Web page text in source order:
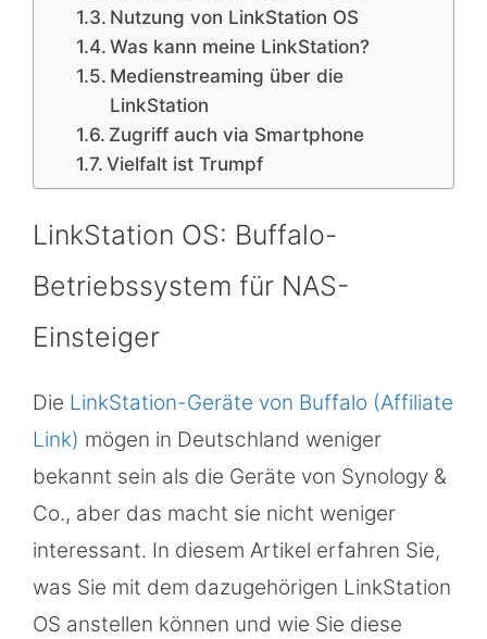
Nutzung von LinkStation OS
Was kann meine LinkStation?
Medienstreaming über die
LinkStation
Zugriff auch via Smartphone
Vielfalt ist Trumpf
LinkStation OS: Buffalo-
Betriebssystem für NAS-
Einsteiger
Die LinkStation-Geräte von Buffalo (Affiliate
Link) mögen in Deutschland weniger
bekannt sein als die Geräte von Synology &
Co., aber das macht sie nicht weniger
interessant. In diesem Artikel erfahren Sie,
was Sie mit dem dazugehörigen LinkStation
OS anstellen können und wie Sie diese